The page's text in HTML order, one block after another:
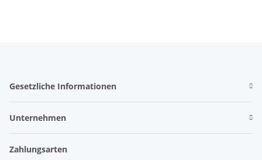
Gesetzliche Informationen
Unternehmen
Zahlungsarten